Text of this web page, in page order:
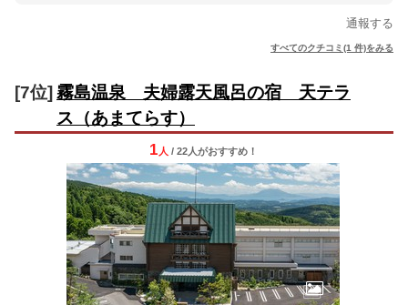
通報する
すべてのクチコミ(1 件)をみる
[7位] 霧島温泉 夫婦露天風呂の宿 天テラ
ス（あまてらす）
1 人 / 22人がおすすめ！